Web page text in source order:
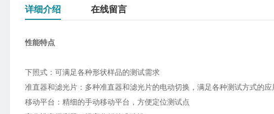
详细介绍 在线留言
性能特点
下照式：可满足各种形状样品的测试需求
准直器和滤光片：多种准直器和滤光片的电动切换，满足各种测试方式的应
移动平台：精细的手动移动平台，方便定位测试点